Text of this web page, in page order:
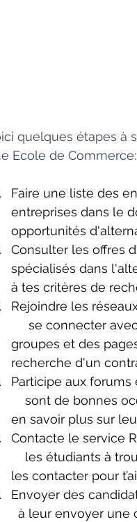
quelques étapes à
Ecole de Commerce:
Faire une liste des
entreprises dans le
opportunités
Consulter les offres
spécialisés dans
à tes critères de
Rejoindre les
se connecter
groupes et des
recherche d'un
Participe aux
sont de bonnes
en savoir plus sur
Contacte le service
les étudiants à
les contacter pour
Envoyer des
à leur envoyer une